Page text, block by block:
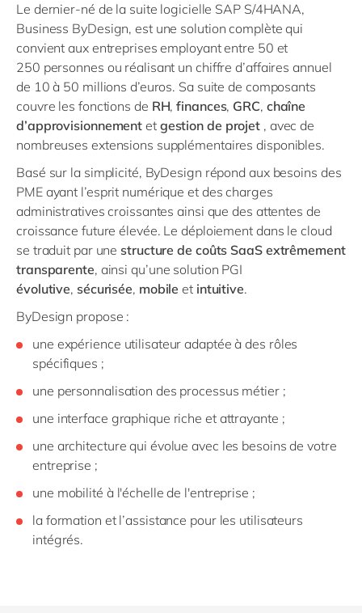
Le dernier-né de la suite logicielle SAP S/4HANA,
Business ByDesign, est une solution complète qui
convient aux entreprises employant entre 50 et
250 personnes ou réalisant un chiffre d’affaires annuel
de 10 à 50 millions d’euros. Sa suite de composants
couvre les fonctions de RH,finances, GRC, chaîne
d’approvisionnement et gestion de projet , avec de
nombreuses extensions supplémentaires disponibles.
Basé sur la simplicité, ByDesign répond aux besoins des
PME ayant l’esprit numérique et des charges
administratives croissantes ainsi que des attentes de
croissance future élevée. Le déploiement dans le cloud
se traduit par une structure de coûts SaaS extrêmement
transparente, ainsi qu’une solution PGI
évolutive, sécurisée, mobile et intuitive.
ByDesign propose :
une expérience utilisateur adaptée à des rôles
spécifiques ;
une personnalisation des processus métier ;
une interface graphique riche et attrayante ;
une architecture qui évolue avec les besoins de votre
entreprise ;
une mobilité à l'échelle de l'entreprise ;
la formation et l’assistance pour les utilisateurs
intégrés.